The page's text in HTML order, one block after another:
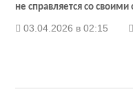
не справляется со
03.04.2026 в 02:15